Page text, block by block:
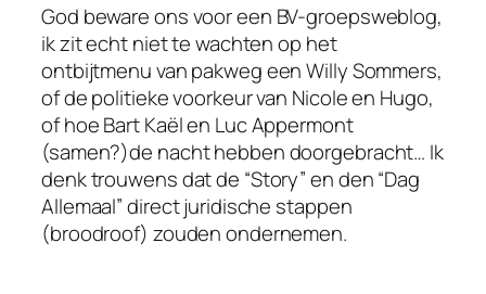
God beware ons voor een BV-groepsweblog,
ik zit echt niet te wachten op het
ontbijtmenu van pakweg een Willy Sommers,
of de politieke voorkeur van Nicole en Hugo,
of hoe Bart Kaël en Luc Appermont
(samen?)de nacht hebben doorgebracht… Ik
denk trouwens dat de “Story” en den “Dag
Allemaal” direct juridische stappen
(broodroof) zouden ondernemen.